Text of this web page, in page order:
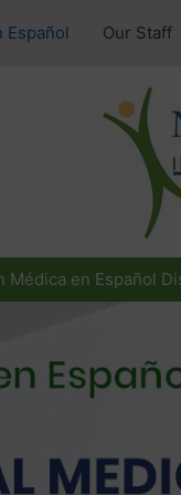
Español Our Staff
Médica en Español